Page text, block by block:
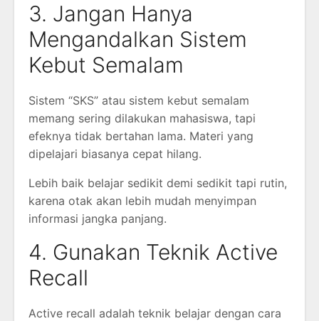
3. Jangan Hanya
Mengandalkan Sistem
Kebut Semalam
Sistem “SKS” atau sistem kebut semalam
memang sering dilakukan mahasiswa, tapi
efeknya tidak bertahan lama. Materi yang
dipelajari biasanya cepat hilang.
Lebih baik belajar sedikit demi sedikit tapi rutin,
karena otak akan lebih mudah menyimpan
informasi jangka panjang.
4. Gunakan Teknik Active
Recall
Active recall adalah teknik belajar dengan cara